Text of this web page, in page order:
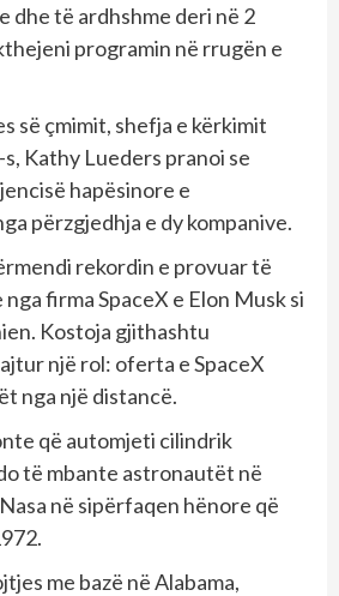
dhe të ardhshme deri në 2
programin në rrugën e
së çmimit, shefja e kërkimit
Kathy Lueders pranoi se
hapësinore e
përzgjedhja e dy kompanive.
rekordin e provuar të
firma SpaceX e Elon Musk si
Kostoja gjithashtu
një rol: oferta e SpaceX
nga një distancë.
që automjeti cilindrik
të mbante astronautët në
në sipërfaqen hënore që
me bazë në Alabama,